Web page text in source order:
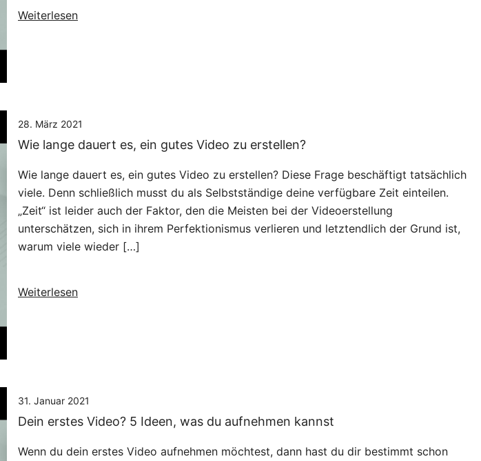
Weiterlesen
28. März 2021
Wie lange dauert es, ein gutes Video zu erstellen?
Wie lange dauert es, ein gutes Video zu erstellen? Diese Frage beschäftigt tatsächlich
viele. Denn schließlich musst du als Selbstständige deine verfügbare Zeit einteilen.
„Zeit“ ist leider auch der Faktor, den die Meisten bei der Videoerstellung
unterschätzen, sich in ihrem Perfektionismus verlieren und letztendlich der Grund ist,
warum viele wieder […]
Weiterlesen
31. Januar 2021
Dein erstes Video? 5 Ideen, was du aufnehmen kannst
Wenn du dein erstes Video aufnehmen möchtest, dann hast du dir bestimmt schon